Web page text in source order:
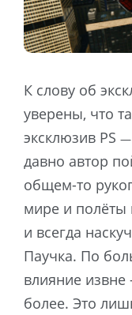
К слову об
уверены, что
эксклюзив PS —
давно автор
общем-то
мире и полёты
и всегда
Паучка. По
влияние
более. Это